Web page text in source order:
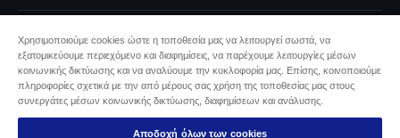
Επικοινωνήστε μαζί μας για τα δεδομένα σας
Πληροφορίες σχετικά με τα cookie
Χρησιμοποιούμε cookies ώστε η τοποθεσία μας να λειτουργεί σωστά, να
εξατομικεύουμε περιεχόμενο και διαφημίσεις, να παρέχουμε λειτουργίες μέσων
κοινωνικής δικτύωσης και να αναλύουμε την κυκλοφορία μας. Επίσης, κοινοποιούμε
πληροφορίες σχετικά με την από μέρους σας χρήση της τοποθεσίας μας στους
συνεργάτες μέσων κοινωνικής δικτύωσης, διαφημίσεων και ανάλυσης.
Αποδοχή όλων των cookies